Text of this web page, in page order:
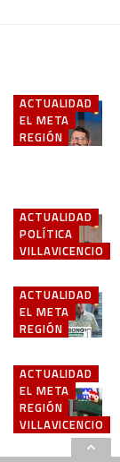
ACTUALIDAD
EL META
REGIÓN
ACTUALIDAD
POLÍTICA
VILLAVICENCIO
ACTUALIDAD
EL META
REGIÓN
ACTUALIDAD
EL META
REGIÓN
VILLAVICENCIO